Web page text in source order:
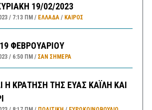
19/02/2023
7:13 ΠΜ ΕΛΛΑΔA/ ΚΑΙΡΌΣ
ΦΕΒΡΟΥΑΡΙΟΥ
6:50 ΠΜ ΣΑΝ ΣΉΜΕΡΑ
Η ΚΡΑΤΗΣΗ ΤΗΣ ΕΥΑΣ ΚΑΪΛΗ ΚΑΙ